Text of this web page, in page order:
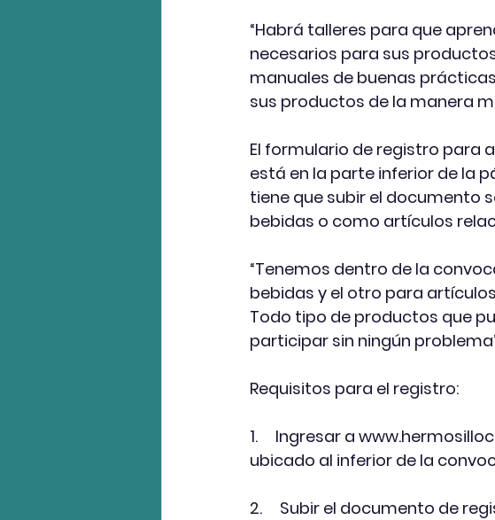
“Habrá talleres para que
necesarios para sus
manuales de buenas
sus productos de la manera
El formulario de registro para
está en la parte inferior de la
tiene que subir el documento
bebidas o como artículos
“Tenemos dentro de la
bebidas y el otro para
Todo tipo de productos que
participar sin ningún
Requisitos para el registro:
1.     Ingresar a
ubicado al inferior de la
2.     Subir el documento de